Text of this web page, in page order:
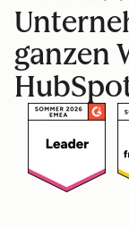
ganzen